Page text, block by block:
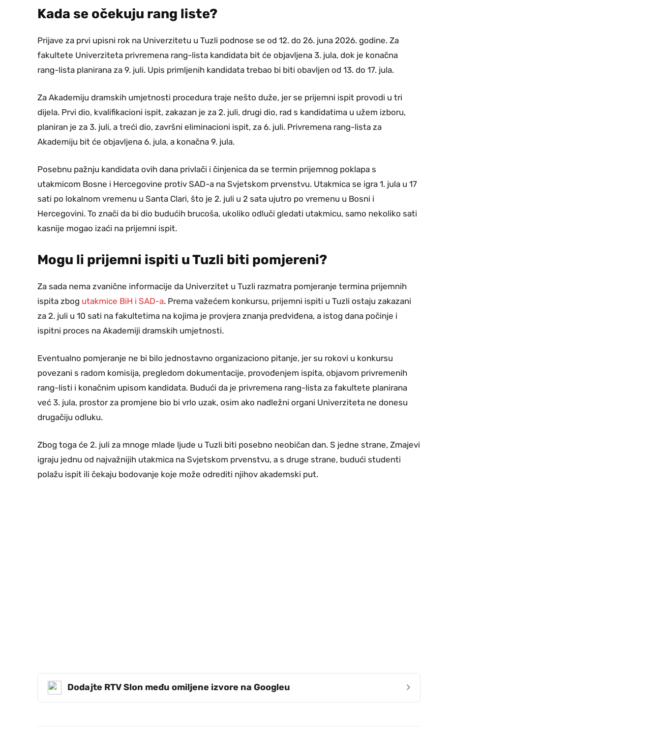
Kada se očekuju rang liste?
Prijave za prvi upisni rok na Univerzitetu u Tuzli podnose se od 12. do 26. juna 2026. godine. Za
fakultete Univerziteta privremena rang-lista kandidata bit će objavljena 3. jula, dok je konačna
rang-lista planirana za 9. juli. Upis primljenih kandidata trebao bi biti obavljen od 13. do 17. jula.
Za Akademiju dramskih umjetnosti procedura traje nešto duže, jer se prijemni ispit provodi u tri
dijela. Prvi dio, kvalifikacioni ispit, zakazan je za 2. juli, drugi dio, rad s kandidatima u užem izboru,
planiran je za 3. juli, a treći dio, završni eliminacioni ispit, za 6. juli. Privremena rang-lista za
Akademiju bit će objavljena 6. jula, a konačna 9. jula.
Posebnu pažnju kandidata ovih dana privlači i činjenica da se termin prijemnog poklapa s
utakmicom Bosne i Hercegovine protiv SAD-a na Svjetskom prvenstvu. Utakmica se igra 1. jula u 17
sati po lokalnom vremenu u Santa Clari, što je 2. juli u 2 sata ujutro po vremenu u Bosni i
Hercegovini. To znači da bi dio budućih brucoša, ukoliko odluči gledati utakmicu, samo nekoliko sati
kasnije mogao izaći na prijemni ispit.
Mogu li prijemni ispiti u Tuzli biti pomjereni?
Za sada nema zvanične informacije da Univerzitet u Tuzli razmatra pomjeranje termina prijemnih
ispita zbog utakmice BiH i SAD-a. Prema važećem konkursu, prijemni ispiti u Tuzli ostaju zakazani
za 2. juli u 10 sati na fakultetima na kojima je provjera znanja predviđena, a istog dana počinje i
ispitni proces na Akademiji dramskih umjetnosti.
Eventualno pomjeranje ne bi bilo jednostavno organizaciono pitanje, jer su rokovi u konkursu
povezani s radom komisija, pregledom dokumentacije, provođenjem ispita, objavom privremenih
rang-listi i konačnim upisom kandidata. Budući da je privremena rang-lista za fakultete planirana
već 3. jula, prostor za promjene bio bi vrlo uzak, osim ako nadležni organi Univerziteta ne donesu
drugačiju odluku.
Zbog toga će 2. juli za mnoge mlade ljude u Tuzli biti posebno neobičan dan. S jedne strane, Zmajevi
igraju jednu od najvažnijih utakmica na Svjetskom prvenstvu, a s druge strane, budući studenti
polažu ispit ili čekaju bodovanje koje može odrediti njihov akademski put.
Dodajte RTV Slon među omiljene izvore na Googleu ›